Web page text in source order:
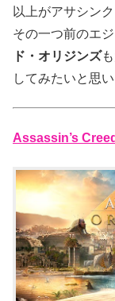
以上がアサシン
その一つ前のエ
ド・オリジンズ
してみたいと思い
Assassin’s